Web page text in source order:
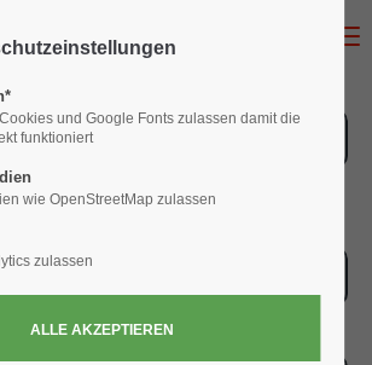
ZUR ÜBERSICHT
und Google Fonts zulassen damit die
funktioniert
wie OpenStreetMap zulassen
zulassen